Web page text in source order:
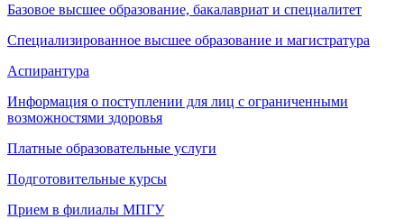
Базовое высшее образование, бакалавриат и специалитет
Специализированное высшее образование и магистратура
Аспирантура
Информация о поступлении для лиц с ограниченными
возможностями здоровья
Платные образовательные услуги
Подготовительные курсы
Прием в филиалы МПГУ